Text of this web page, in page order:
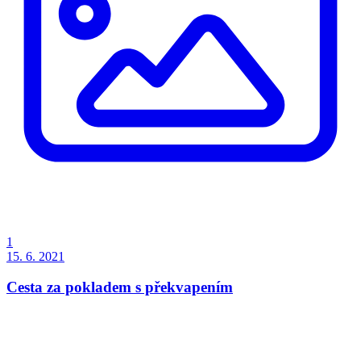
1
15. 6. 2021
Cesta za pokladem s překvapením